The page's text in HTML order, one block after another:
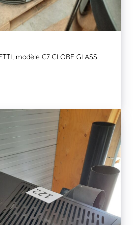
modèle C7 GLOBE GLASS